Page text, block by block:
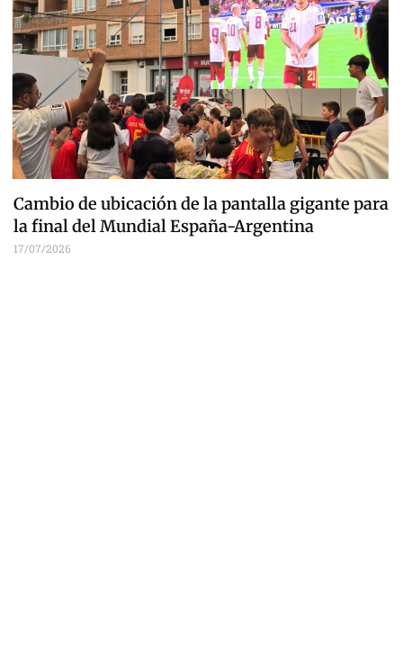
Cambio de ubicación de la pantalla gigante para
la final del Mundial España-Argentina
17/07/2026